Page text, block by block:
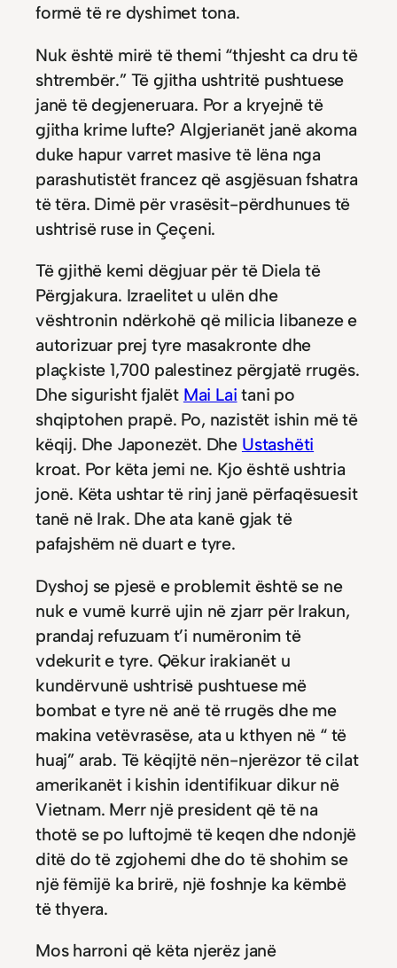
formë të re dyshimet tona.
Nuk është mirë të themi “thjesht ca dru të
shtrembër.” Të gjitha ushtritë pushtuese
janë të degjeneruara. Por a kryejnë të
gjitha krime lufte? Algjerianët janë akoma
duke hapur varret masive të lëna nga
parashutistët francez që asgjësuan fshatra
të tëra. Dimë për vrasësit-përdhunues të
ushtrisë ruse in Çeçeni.
Të gjithë kemi dëgjuar për të Diela të
Përgjakura. Izraelitet u ulën dhe
vështronin ndërkohë që milicia libaneze e
autorizuar prej tyre masakronte dhe
plaçkiste 1,700 palestinez përgjatë rrugës.
Dhe sigurisht fjalët Mai Lai tani po
shqiptohen prapë. Po, nazistët ishin më të
këqij. Dhe Japonezët. Dhe Ustashëti
kroat. Por këta jemi ne. Kjo është ushtria
jonë. Këta ushtar të rinj janë përfaqësuesit
tanë në Irak. Dhe ata kanë gjak të
pafajshëm në duart e tyre.
Dyshoj se pjesë e problemit është se ne
nuk e vumë kurrë ujin në zjarr për Irakun,
prandaj refuzuam t’i numëronim të
vdekurit e tyre. Qëkur irakianët u
kundërvunë ushtrisë pushtuese më
bombat e tyre në anë të rrugës dhe me
makina vetëvrasëse, ata u kthyen në “ të
huaj” arab. Të këqijtë nën-njerëzor të cilat
amerikanët i kishin identifikuar dikur në
Vietnam. Merr një president që të na
thotë se po luftojmë të keqen dhe ndonjë
ditë do të zgjohemi dhe do të shohim se
një fëmijë ka brirë, një foshnje ka këmbë
të thyera.
Mos harroni që këta njerëz janë